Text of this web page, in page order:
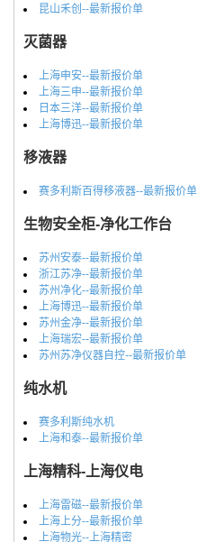
昆山禾创--最新报价单
灭菌器
上海申安--最新报价单
上海三申--最新报价单
日本三洋--最新报价单
上海博迅--最新报价单
移液器
赛多利斯百得移液器--最新报价单
生物安全柜-净化工作台
苏州安泰--最新报价单
浙江苏净--最新报价单
苏州净化--最新报价单
上海博迅--最新报价单
苏州金净--最新报价单
上海瑞宏--最新报价单
苏州苏净仪器自控--最新报价单
纯水机
赛多利斯纯水机
上海和泰--最新报价单
上海精科-上海仪电
上海雷磁--最新报价单
上海上分--最新报价单
上海物光--上海精密